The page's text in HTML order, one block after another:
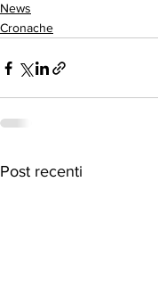
News
Cronache
Post recenti